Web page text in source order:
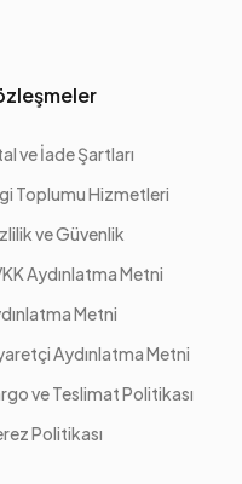
ve İade Şartları
Toplumu Hizmetleri
ve Güvenlik
Aydınlatma Metni
Metni
Aydınlatma Metni
ve Teslimat Politikası
Politikası